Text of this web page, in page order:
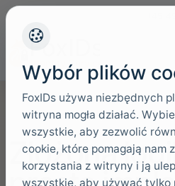
Złożona
Wybór plików
FoxIDs używa niezbędnych
witryna mogła działać.
wszystkie, aby zezwolić
cookie, które pomagają nam
korzystania z witryny i ją
wszystkie, aby używać tylko